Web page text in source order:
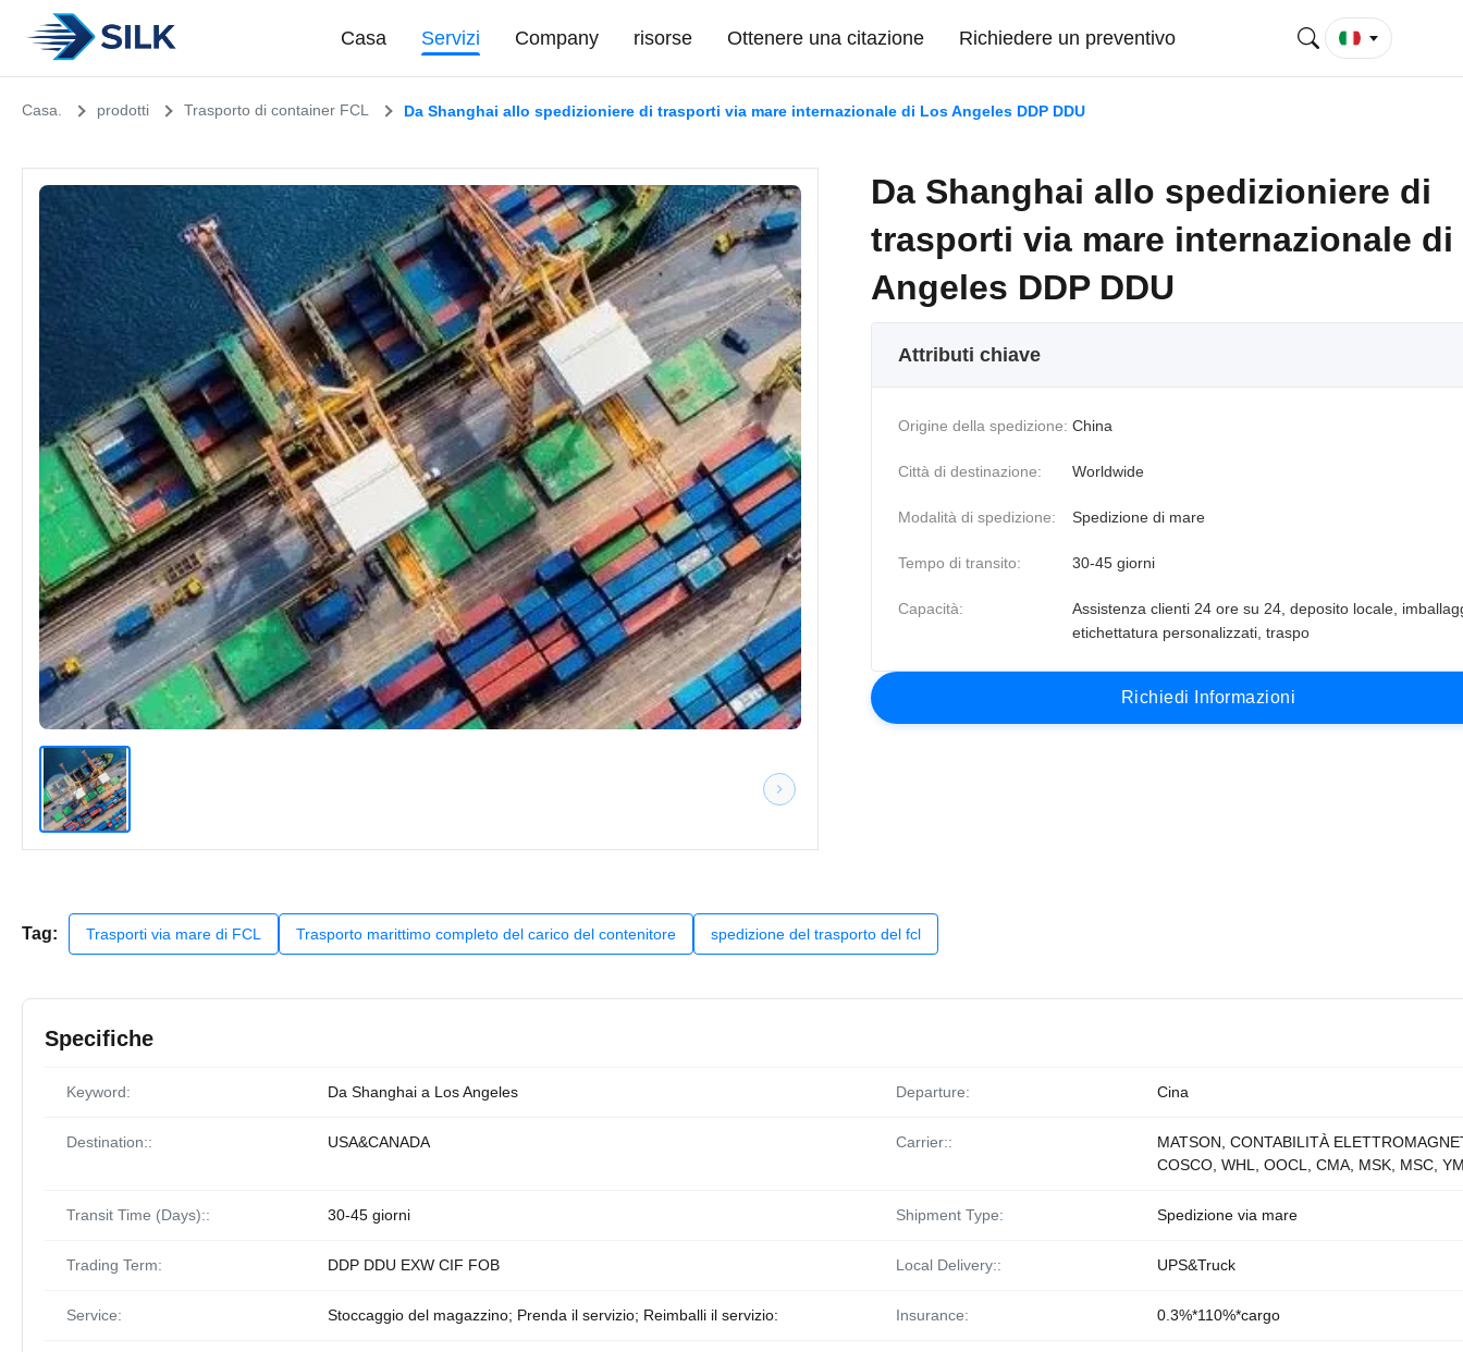
Casa Servizi Company risorse Ottenere una citazione Richiedere un preventivo
Casa. prodotti Trasporto di container FCL Da Shanghai allo spedizioniere di trasporti via mare internazionale di Los Angeles DDP DDU
Da Shanghai allo spedizioniere di
trasporti via mare internazionale di
Angeles DDP DDU
Attributi chiave
Origine della spedizione: China
Città di destinazione: Worldwide
Modalità di spedizione: Spedizione di mare
Tempo di transito: 30-45 giorni
Capacità:
Assistenza clienti 24 ore su 24, deposito locale,
etichettatura personalizzati, traspo
Richiedi nformazioni
Tag: Trasporti via mare di FCL Trasporto marittimo completo del carico del contenitore spedizione del trasporto del fcl
Specifiche
Keyword: Da Shanghai a Los Angeles Departure: Cina
Destination:: USA&CANADA Carrier::
MATSON, CONTABILITÀ
COSCO, WHL, OOCL, CMA, MSK, MSC,
Transit Time (Days):: 30-45 giorni Shipment Type: Spedizione via mare
Trading Term: DDP DDU EXW CIF FOB Local Delivery:: UPS&Truck
Service: Stoccaggio del magazzino; Prenda il servizio; Reimballi il servizio: Insurance: 0.3%*110%*cargo